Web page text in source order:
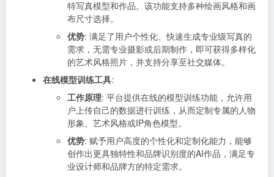
特写真模型和作品。该功能支持多种绘画风格和画
布尺寸选择。
优势: 满足了用户个性化、快速生成专业级写真的
需求，无需专业摄影或后期制作，即可获得多样化
的艺术风格照片，并支持分享至社交媒体。
在线模型训练工具:
工作原理: 平台提供在线的模型训练功能，允许用
户上传自己的数据进行训练，从而定制专属的人物
形象、艺术风格或IP角色模型。
优势: 赋予用户高度的个性化和定制化能力，能够
创作出更具独特性和品牌识别度的AI作品，满足专
业设计师和品牌方的特定需求。